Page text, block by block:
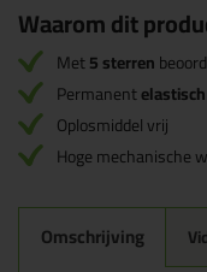
Waarom dit
Met5 sterren
Permanentelastisch
Oplosmiddel vrij
Hoge mechanische
Omschrijving